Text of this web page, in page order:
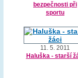
bezpečnosti při
sportu
11. 5. 2011
Haluška - starší